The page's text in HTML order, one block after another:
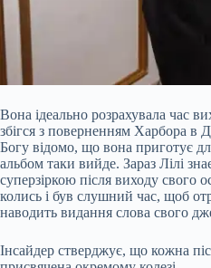
Вона ідеально розрахувала час
збігся з поверненням Харбора
Богу відомо, що вона приготує
альбом таки вийде. Зараз Лілі
суперзіркою після виходу свого
колись і був слушний час, щоб
наводить видання слова свого
Інсайдер стверджує, що кожна